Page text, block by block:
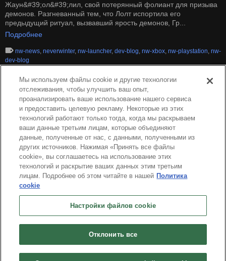
Жаун&#39;ол&#39;лил, свой потерянный фолиант для призыва
демонов. Разгневанный тем, что Лолт испортила его
предыдущий ритуал, вызвавший ярость демонов, Гр...
Подробнее
nw-news, neverwinter, nw-launcher, dev-blog, nw-xbox, nw-playstation, nw-
dev-blog
Настройки файлов cookie
Не продавайте и не распространяйте мою персональную информацию
Мы используем файлы cookie и другие технологии
отслеживания, чтобы улучшить ваш опыт,
проанализировать ваше использование нашего сервиса
и предоставить целевую рекламу. Некоторые из этих
технологий работают только тогда, когда мы раскрываем
ваши данные третьим лицам, которые объединяют
данные, полученные от нас, с данными, полученными из
других источников. Нажимая «Принять все файлы
cookie», вы соглашаетесь на использование этих
технологий и раскрытие ваших данных этим третьим
лицам. Подробнее об этом читайте в нашей Политика
cookie
Настройки файлов cookie
Отклонить все